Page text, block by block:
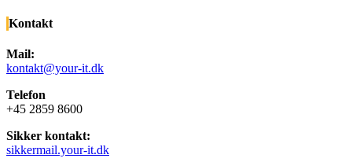
Kontakt
Mail:
kontakt@your-it.dk
Telefon
+45 2859 8600
Sikker kontakt:
sikkermail.your-it.dk